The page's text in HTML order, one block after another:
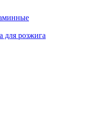
для розжига